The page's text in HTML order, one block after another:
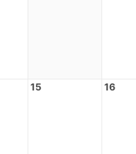
15 16